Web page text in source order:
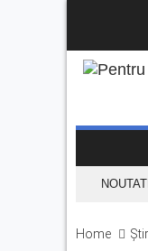
NOUTATI
Home